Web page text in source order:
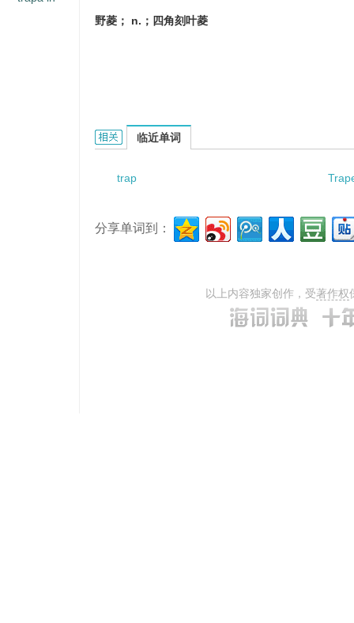
野菱； n.；四角刻叶菱
trapa incisa的相关资料：
临近单词
trap
分享单词到：
以上内容独家创作，受著作权